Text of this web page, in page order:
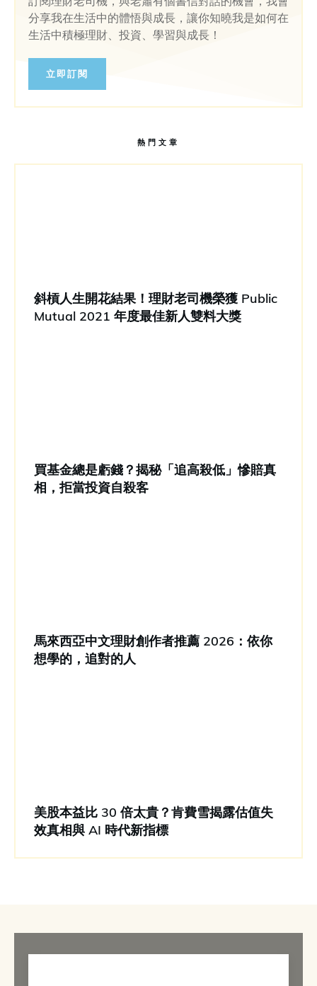
分享我在生活中的體悟與成長，讓你知曉我是如何在
生活中積極理財、投資、學習與成長！
立即訂閱
熱門文章
斜槓人生開花結果！理財老司機榮獲 Public
Mutual 2021 年度最佳新人雙料大獎
買基金總是虧錢？揭秘「追高殺低」慘賠真
相，拒當投資自殺客
馬來西亞中文理財創作者推薦 2026：依你
想學的，追對的人
美股本益比 30 倍太貴？肯費雪揭露估值失
效真相與 AI 時代新指標